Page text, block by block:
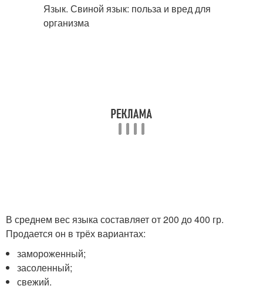
В среднем вес языка составляет от 200 до 400 гр.
Продается он в трёх вариантах:
замороженный;
засоленный;
свежий.